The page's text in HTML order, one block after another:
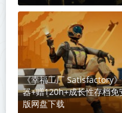
《幸福工厂 Satisfactory
器+赠120h+成长性存档
版网盘下载